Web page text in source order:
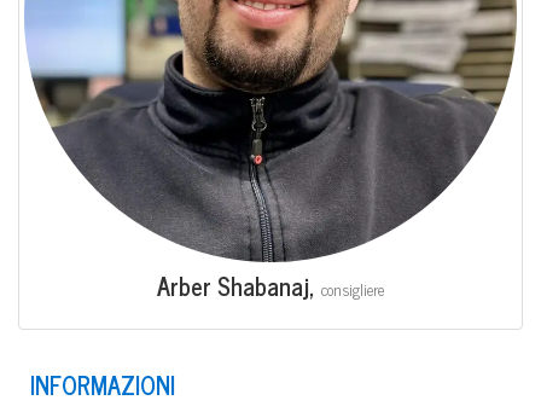
Arber Sha­ba­naj, con­si­glie­re
INFOR­MA­ZIO­NI